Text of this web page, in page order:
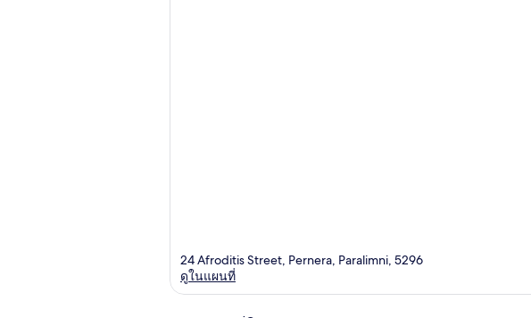
24 Afroditis Street, Pernera, Paralimni, 5296
ดูในแผนที่